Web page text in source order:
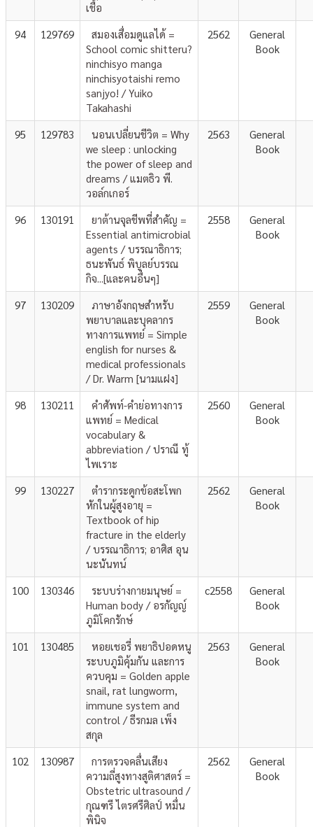
เชื้อ
94 129769
สมองเสื่อมดูแลได้ =
School comic shitteru?
ninchisyo manga
ninchisyotaishi remo
sanjyo! / Yuiko
Takahashi
2562
General
Book
95 129783
นอนเปลี่ยนชีวิต = Why
we sleep : unlocking
the power of sleep and
dreams / แมตธิว พี.
วอล์กเกอร์
2563
General
Book
96 130191
ยาต้านจุลชีพที่สำคัญ =
Essential antimicrobial
agents / บรรณาธิการ;
ธนะพันธ์ พิบูลย์บรรณ
กิจ...[และคนอื่นๆ]
2558
General
Book
97 130209
ภาษาอังกฤษสำหรับ
พยาบาลและบุคลากร
ทางการแพทย์ = Simple
english for nurses &
medical professionals
/ Dr. Warm [นามแฝง]
2559
General
Book
98 130211
คำศัพท์-คำย่อทางการ
แพทย์ = Medical
vocabulary &
abbreviation / ปราณี ทู้
ไพเราะ
2560
General
Book
99 130227
ตำรากระดูกข้อสะโพก
หักในผู้สูงอายุ =
Textbook of hip
fracture in the elderly
/ บรรณาธิการ; อาศิส อุน
นะนันทน์
2562
General
Book
100 130346
ระบบร่างกายมนุษย์ =
Human body / อรกัญญ์
ภูมิโคกรักษ์
c2558
General
Book
101 130485
หอยเชอรี่ พยาธิปอดหนู
ระบบภูมิคุ้มกัน และการ
ควบคุม = Golden apple
snail, rat lungworm,
immune system and
control / ธีรกมล เพ็ง
สกุล
2563
General
Book
102 130987
การตรวจคลื่นเสียง
ความถี่สูงทางสูติศาสตร์ =
Obstetric ultrasound /
กุณฑรี ไตรศรีศิลป์ หมื่น
พินิจ
2562
General
Book